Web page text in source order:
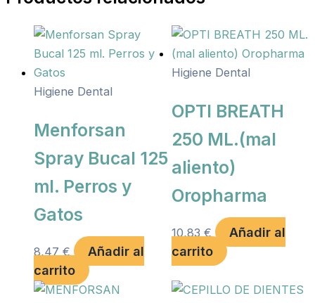
Higiene Dental
Menforsan
Spray Bucal 125
ml. Perros y
Gatos
8,47€
Añadir al
carrito
Higiene Dental
OPTI BREATH
250 ML.(mal
aliento)
Oropharma
10,83€
Añadir al
carrito